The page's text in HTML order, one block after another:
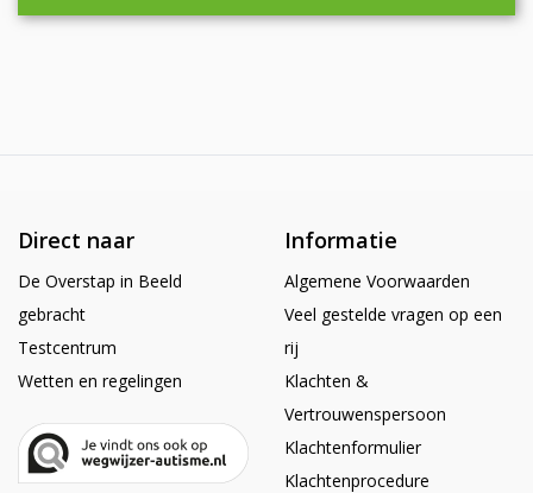
Direct naar
De Overstap in Beeld
gebracht
Testcentrum
Wetten en regelingen
Informatie
Algemene Voorwaarden
Veel gestelde vragen op een
rij
Klachten &
Vertrouwenspersoon
Klachtenformulier
Klachtenprocedure